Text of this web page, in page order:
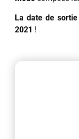
La date de sortie
2021 !